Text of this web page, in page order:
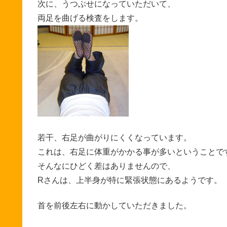
次に、うつぶせになっていただいて、
両足を曲げる検査をします。
若干、右足が曲がりにくくなっています。
これは、右足に体重がかかる事が多いということで
そんなにひどく差はありませんので、
Rさんは、上半身が特に緊張状態にあるようです。
首を前後左右に動かしていただきました。